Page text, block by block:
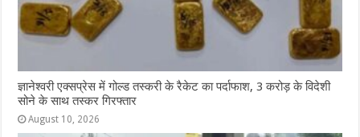
ज्ञानेश्वरी एक्सप्रेस में गोल्ड तस्करी के रैकेट का पर्दाफाश, 3 करोड़ के विदेशी
सोने के साथ तस्कर गिरफ्तार
August 10, 2026